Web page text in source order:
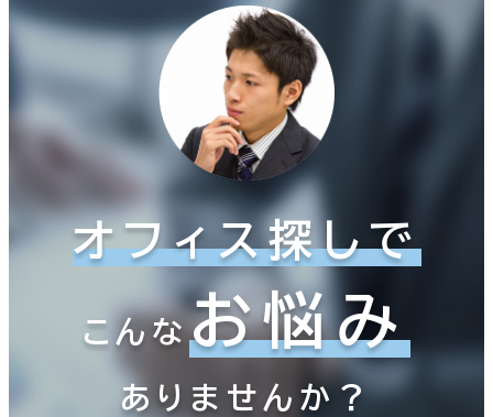
オフィス探しで
こんなお悩み
ありませんか？